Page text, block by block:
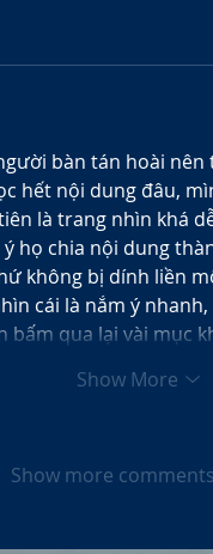
bàn tán hoài
hết nội dung đâu,
là trang nhìn khá
họ chia nội dung
không bị dính liền
cái là nắm ý
bấm qua lại vài mục
Show More
Show more